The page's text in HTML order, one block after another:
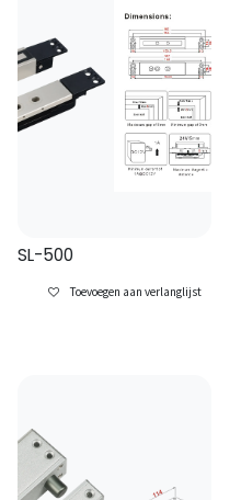
SL-500
Toevoegen aan verlanglijst